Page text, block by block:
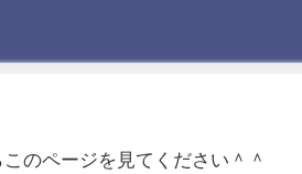
のページを見てください＾＾